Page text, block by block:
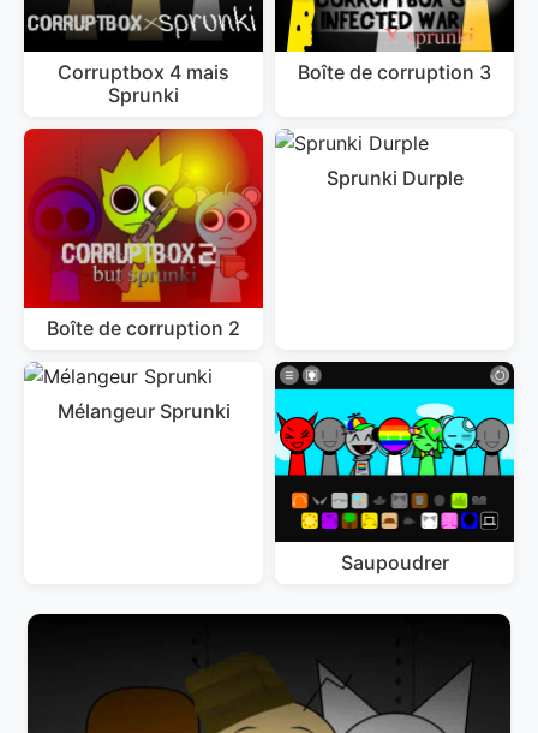
Corruptbox 4 mais
Sprunki
Boîte de corruption 3
Boîte de corruption 2
Sprunki Durple
Mélangeur Sprunki
Saupoudrer